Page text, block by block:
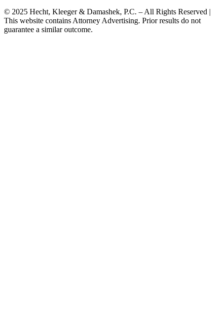
© 2025 Hecht, Kleeger & Damashek, P.C. – All Rights Reserved |
This website contains Attorney Advertising. Prior results do not
guarantee a similar outcome.